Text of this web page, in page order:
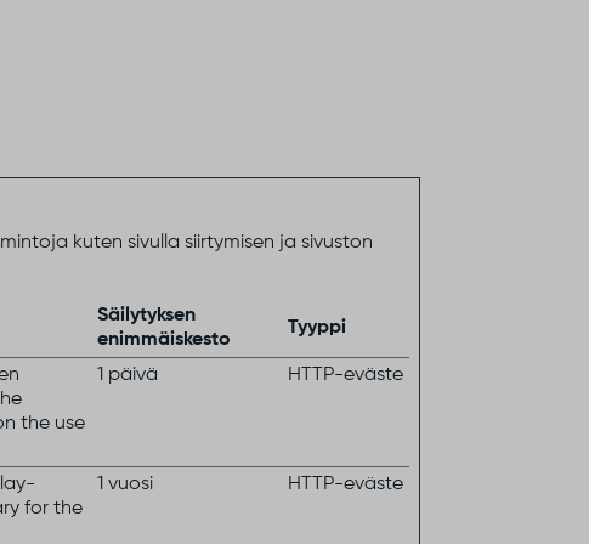
kuten sivulla siirtymisen ja sivuston
Säilytyksen
enimmäiskesto
Tyyppi
the use
1 päivä HTTP-eväste
for the
1 vuosi HTTP-eväste